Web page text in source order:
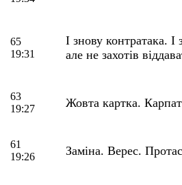
65
19:31
І знову контратака.
але не захотів
63
19:27
Жовта картка.
61
19:26
Заміна. Верес.